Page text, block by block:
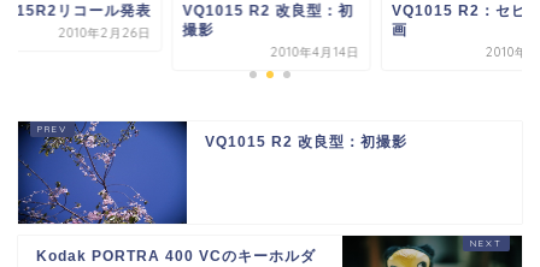
リコール発表
2010年2月26日
VQ1015 R2 改良型：初
撮影
2010年4月14日
VQ1015 R2：セピ
画
2010年5
VQ1015 R2 改良型：初撮影
Kodak PORTRA 400 VCのキーホルダ